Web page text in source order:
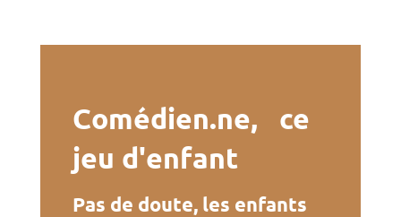
Comédien.ne, ce
jeu d'enfant
Pas de doute, les enfants